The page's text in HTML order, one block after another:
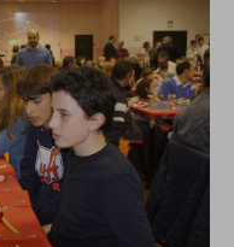
cookie può
e il suo
le mie scelte”, la
verrà salvata. Se non è
questo pulsante
ulteriori informazioni, è
informazioni